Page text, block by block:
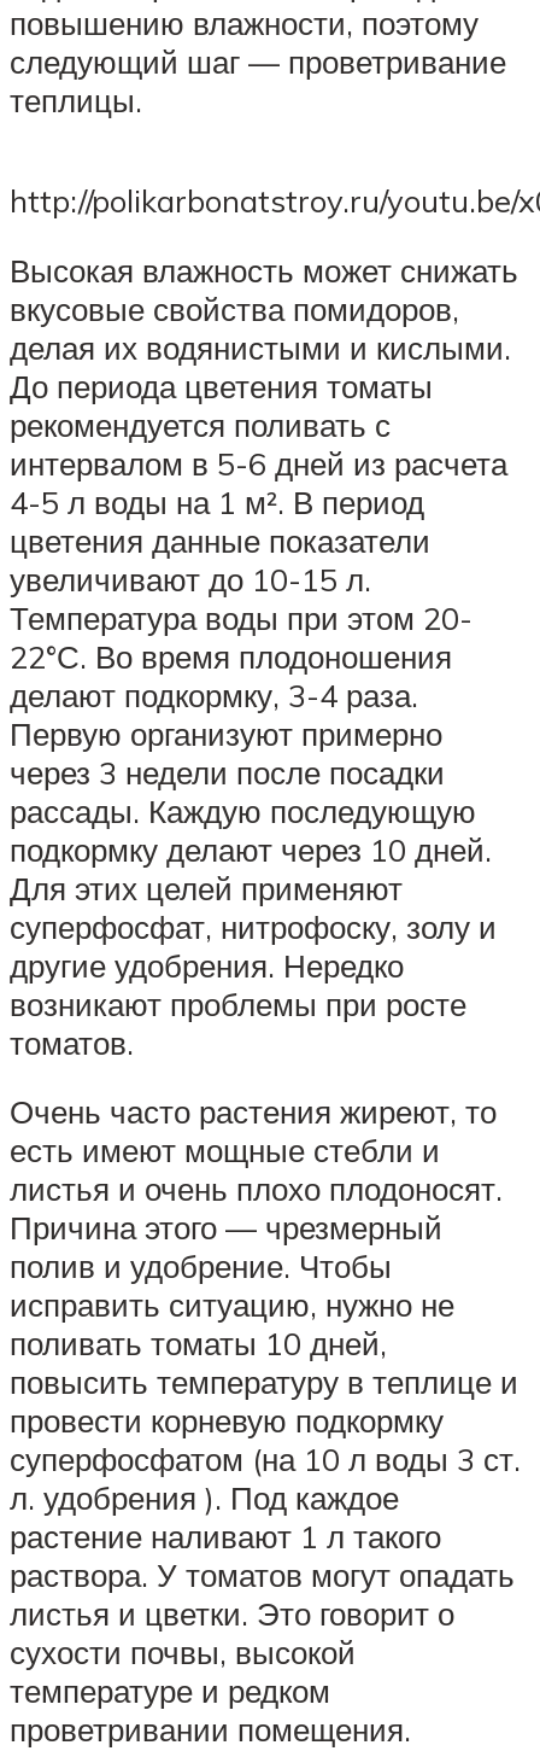
повышению влажности, поэтому
следующий шаг — проветривание
теплицы.
http://polikarbonatstroy.ru/youtu.be/
Высокая влажность может снижать
вкусовые свойства помидоров,
делая их водянистыми и кислыми.
До периода цветения томаты
рекомендуется поливать с
интервалом в 5-6 дней из расчета
4-5 л воды на 1 м². В период
цветения данные показатели
увеличивают до 10-15 л.
Температура воды при этом 20-
22°С. Во время плодоношения
делают подкормку, 3-4 раза.
Первую организуют примерно
через 3 недели после посадки
рассады. Каждую последующую
подкормку делают через 10 дней.
Для этих целей применяют
суперфосфат, нитрофоску, золу и
другие удобрения. Нередко
возникают проблемы при росте
томатов.
Очень часто растения жиреют, то
есть имеют мощные стебли и
листья и очень плохо плодоносят.
Причина этого — чрезмерный
полив и удобрение. Чтобы
исправить ситуацию, нужно не
поливать томаты 10 дней,
повысить температуру в теплице и
провести корневую подкормку
суперфосфатом (на 10 л воды 3 ст.
л. удобрения ). Под каждое
растение наливают 1 л такого
раствора. У томатов могут опадать
листья и цветки. Это говорит о
сухости почвы, высокой
температуре и редком
проветривании помещения.